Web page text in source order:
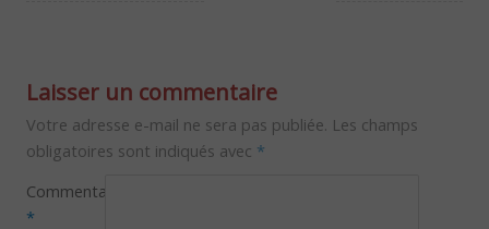
Laisser un commentaire
Votre adresse e-mail ne sera pas publiée. Les champs
obligatoires sont indiqués avec *
Commentaire
*